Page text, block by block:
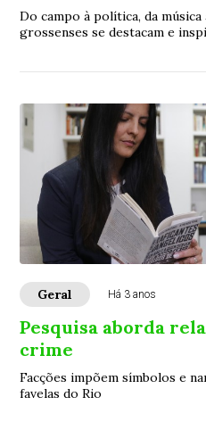
Do campo à política, da
grossenses se destacam e
Geral Há 3 anos
Pesquisa aborda
crime
Facções impõem símbolos e
favelas do Rio